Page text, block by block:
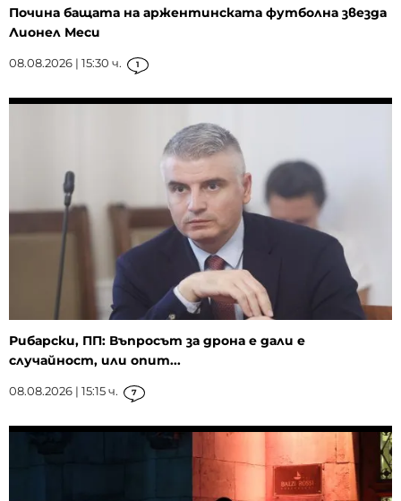
Почина бащата на аржентинската футболна звезда
Лионел Меси
08.08.2026 | 15:30 ч. 1
Рибарски, ПП: Въпросът за дрона е дали е
случайност, или опит...
08.08.2026 | 15:15 ч. 7